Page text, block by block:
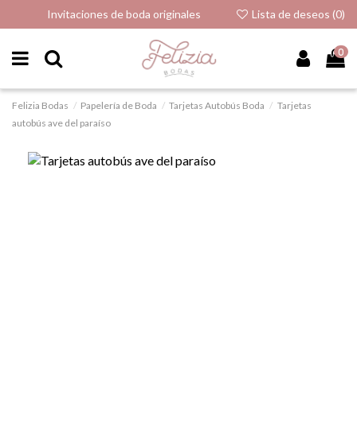
Invitaciones de boda originales Lista de deseos (0)
0
Felizia Bodas Papelería de Boda Tarjetas Autobús Boda
Tarjetas
autobús ave del paraíso